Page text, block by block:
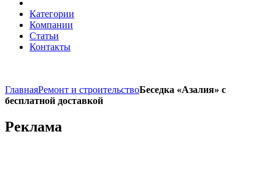
Категории
Компании
Статьи
Контакты
ГлавнаяРемонт и строительствоБеседка «Азалия» c
бесплатной доставкой
Реклама